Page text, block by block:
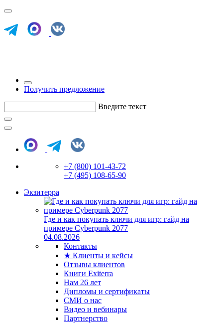
Получить предложение
Введите текст
+7 (800) 101-43-72
+7 (495) 108-65-90
Экзитерра
Где и как покупать ключи для игр: гайд на
примере Cyberpunk 2077
04.08.2026
Контакты
★ Клиенты и кейсы
Отзывы клиентов
Книги Exiterra
Нам 26 лет
Дипломы и сертификаты
СМИ о нас
Видео и вебинары
Партнерство